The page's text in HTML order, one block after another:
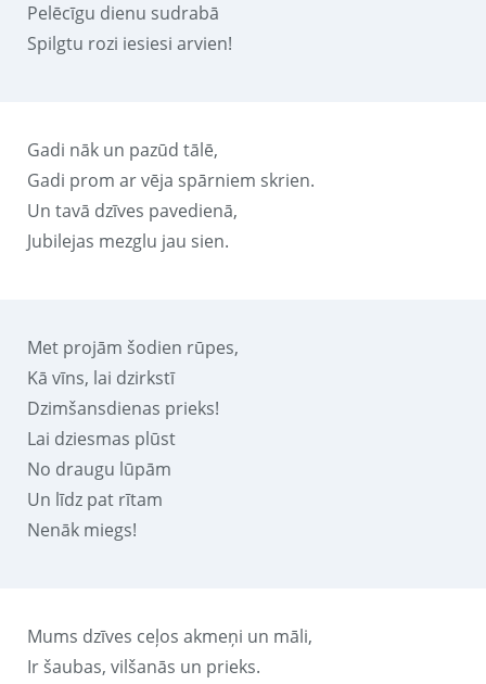
Pelēcīgu dienu sudrabā
Spilgtu rozi iesiesi arvien!
Gadi nāk un pazūd tālē,
Gadi prom ar vēja spārniem skrien.
Un tavā dzīves pavedienā,
Jubilejas mezglu jau sien.
Met projām šodien rūpes,
Kā vīns, lai dzirkstī
Dzimšansdienas prieks!
Lai dziesmas plūst
No draugu lūpām
Un līdz pat rītam
Nenāk miegs!
Mums dzīves ceļos akmeņi un māli,
Ir šaubas, vilšanās un prieks.